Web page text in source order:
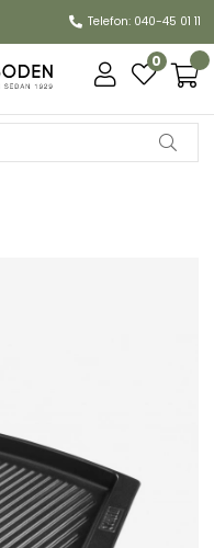
Telefon: 040-45 01 11
0